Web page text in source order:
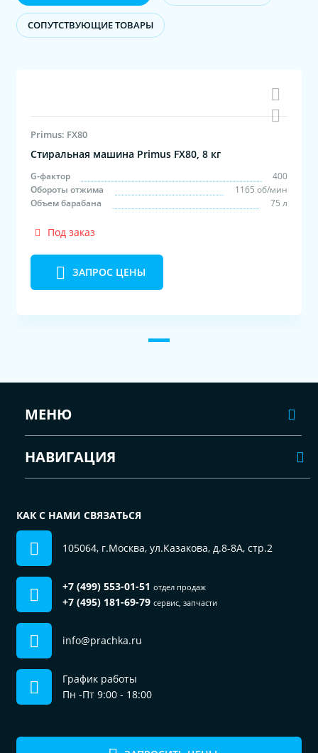
CОПУТСТВУЮЩИЕ ТОВАРЫ
Primus: FX80
Стиральная машина Primus FX80, 8 кг
G-фактор
400
Обороты отжима
1165 об/мин
Объем барабана
75 л
Под заказ
ЗАПРОС ЦЕНЫ
МЕНЮ
НАВИГАЦИЯ
КАК С НАМИ СВЯЗАТЬСЯ
105064, г.Москва, ул.Казакова, д.8-8А, стр.2
+7 (499) 553-01-51 отдел продаж
+7 (495) 181-69-79 сервис, запчасти
info@prachka.ru
График работы
Пн -Пт 9:00 - 18:00